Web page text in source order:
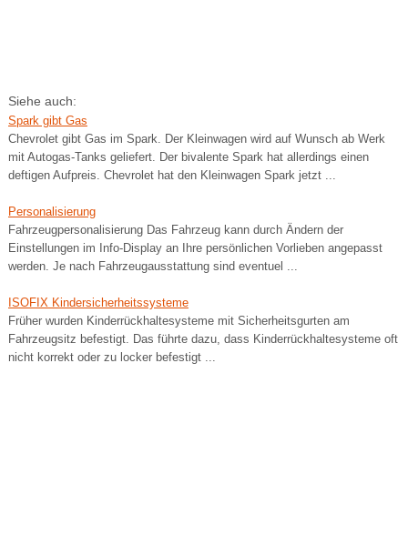
Siehe auch:
Spark gibt Gas
Chevrolet gibt Gas im Spark. Der Kleinwagen wird auf Wunsch ab Werk
mit Autogas-Tanks geliefert. Der bivalente Spark hat allerdings einen
deftigen Aufpreis. Chevrolet hat den Kleinwagen Spark jetzt ...
Personalisierung
Fahrzeugpersonalisierung Das Fahrzeug kann durch Ändern der
Einstellungen im Info-Display an Ihre persönlichen Vorlieben angepasst
werden. Je nach Fahrzeugausstattung sind eventuel ...
ISOFIX Kindersicherheitssysteme
Früher wurden Kinderrückhaltesysteme mit Sicherheitsgurten am
Fahrzeugsitz befestigt. Das führte dazu, dass Kinderrückhaltesysteme oft
nicht korrekt oder zu locker befestigt ...